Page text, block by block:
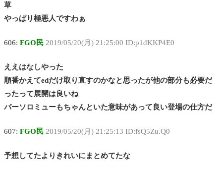
草
やっぱり極悪人ですわぁ
606: FGO民 2019/05/20(月) 21:25:00 ID:p1dKKP4E0
ええはなしやった
順番かえてedだけ取り直すのかなと思ったが他の部分も必要だ
ったって展開は良いね
バーソロミューもちゃんといた意味があって良い登場の仕方だ
607: FGO民 2019/05/20(月) 21:25:13 ID:fsQ5Zu.Q0
予想してたよりきれいにまとめてたな